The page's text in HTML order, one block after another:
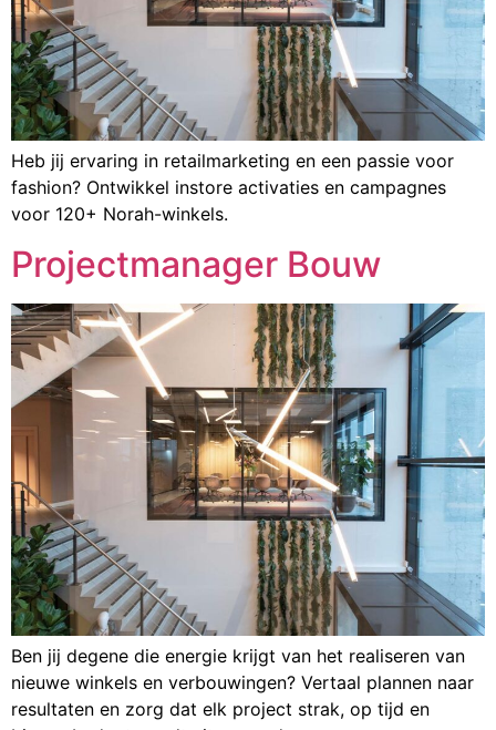
Heb jij ervaring in retailmarketing en een passie voor
fashion? Ontwikkel instore activaties en campagnes
voor 120+ Norah-winkels.
Projectmanager Bouw
Ben jij degene die energie krijgt van het realiseren van
nieuwe winkels en verbouwingen? Vertaal plannen naar
resultaten en zorg dat elk project strak, op tijd en